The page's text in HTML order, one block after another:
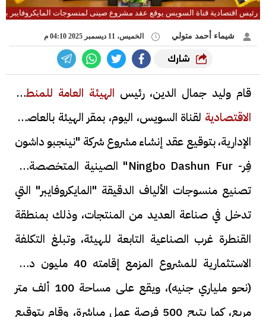
رئيس اقتصادية قناة السويس يوقع عقد مشروع صينى لمنسوجات المايكروفايبر
شيماء أحمد متولي الخميس، 11 ديسمبر 2025 04:10 م
شارك
قام وليد جمال الدين، رئيس الهيئة العامة للمنطقة
الاقتصادية لقناة السويس، اليوم، بمقر الهيئة بالعاصمة
الإدارية، بتوقيع عقد إنشاء مشروع شركة "نينجبو داشون
فِر- Ningbo Dashun Fur" الصينية المتخصصة في
تصنيع منسوجات الألياف الدقيقة "المايكروفايبر" التي
تدخل في صناعة العديد من المنتجات، وذلك بمنطقة
القنطرة غرب الصناعية التابعة للهيئة، وتبلغ التكلفة
الاستثمارية للمشروع المزمع إقامته 40 مليون دولار
(نحو ملياري جنيه)، ويقع على مساحة 100 ألف متر
مربع، كما يتيح 500 فرصة عمل مباشرة، وقام بتوقيع